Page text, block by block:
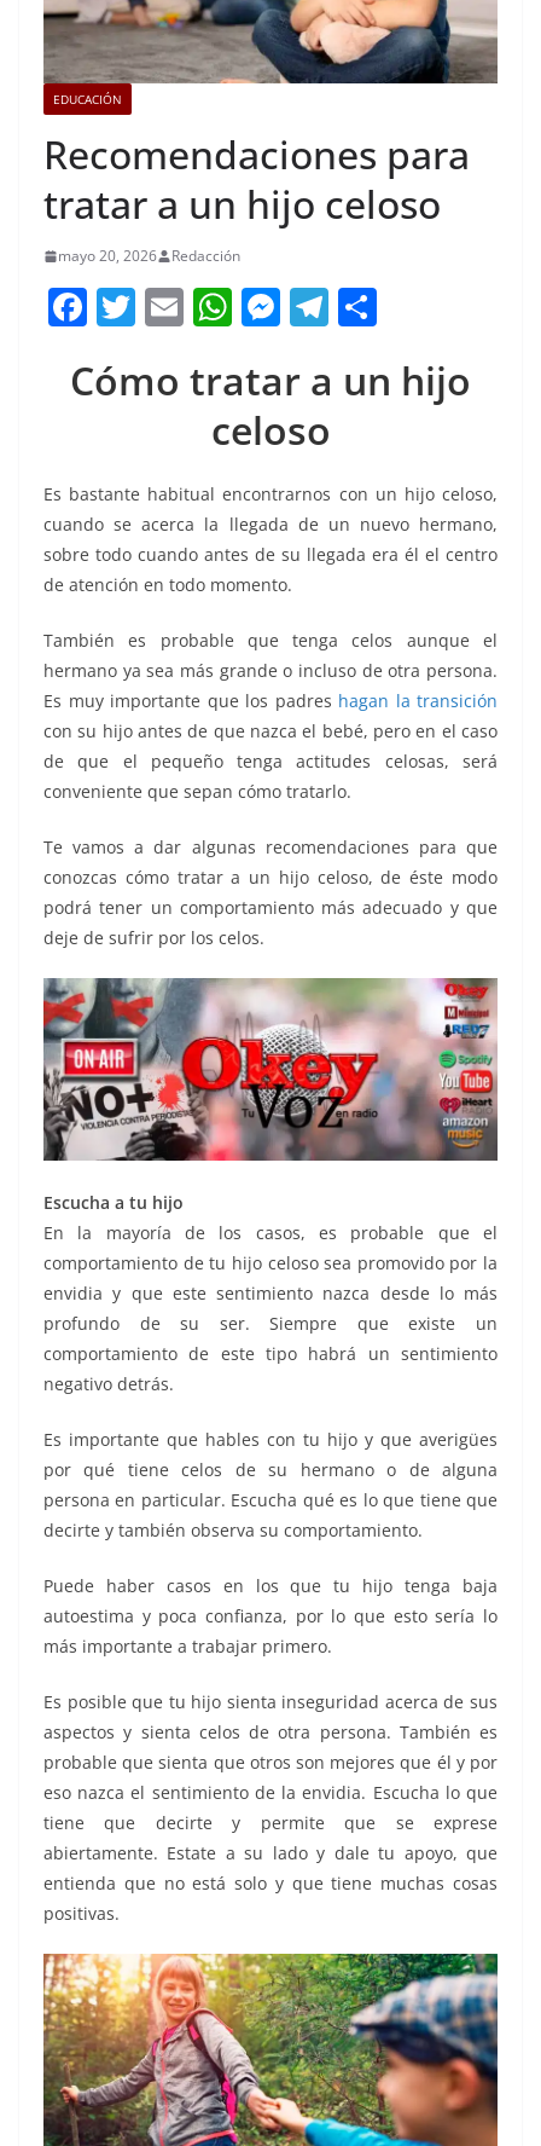
EDUCACIÓN
Recomendaciones para
tratar a un hijo celoso
mayo 20, 2026 Redacción
F
c
o
o
k
T
itt
E
ai
W
at
s
A
p
p
M
ss
e
n
g
er
T
e
m
m
tir
Cómo tratar a un hijo
celoso
Es bastante habitual encontrarnos con un hijo celoso,
cuando se acerca la llegada de un nuevo hermano,
sobre todo cuando antes de su llegada era él el centro
de atención en todo momento.
También es probable que tenga celos aunque el
hermano ya sea más grande o incluso de otra persona.
Es muy importante que los padres hagan la transición
con su hijo antes de que nazca el bebé, pero en el caso
de que el pequeño tenga actitudes celosas, será
conveniente que sepan cómo tratarlo.
Te vamos a dar algunas recomendaciones para que
conozcas cómo tratar a un hijo celoso, de éste modo
podrá tener un comportamiento más adecuado y que
deje de sufrir por los celos.
Escucha a tu hijo
En la mayoría de los casos, es probable que el
comportamiento de tu hijo celoso sea promovido por la
envidia y que este sentimiento nazca desde lo más
profundo de su ser. Siempre que existe un
comportamiento de este tipo habrá un sentimiento
negativo detrás.
Es importante que hables con tu hijo y que averigües
por qué tiene celos de su hermano o de alguna
persona en particular. Escucha qué es lo que tiene que
decirte y también observa su comportamiento.
Puede haber casos en los que tu hijo tenga baja
autoestima y poca confianza, por lo que esto sería lo
más importante a trabajar primero.
Es posible que tu hijo sienta inseguridad acerca de sus
aspectos y sienta celos de otra persona. También es
probable que sienta que otros son mejores que él y por
eso nazca el sentimiento de la envidia. Escucha lo que
tiene que decirte y permite que se exprese
abiertamente. Estate a su lado y dale tu apoyo, que
entienda que no está solo y que tiene muchas cosas
positivas.